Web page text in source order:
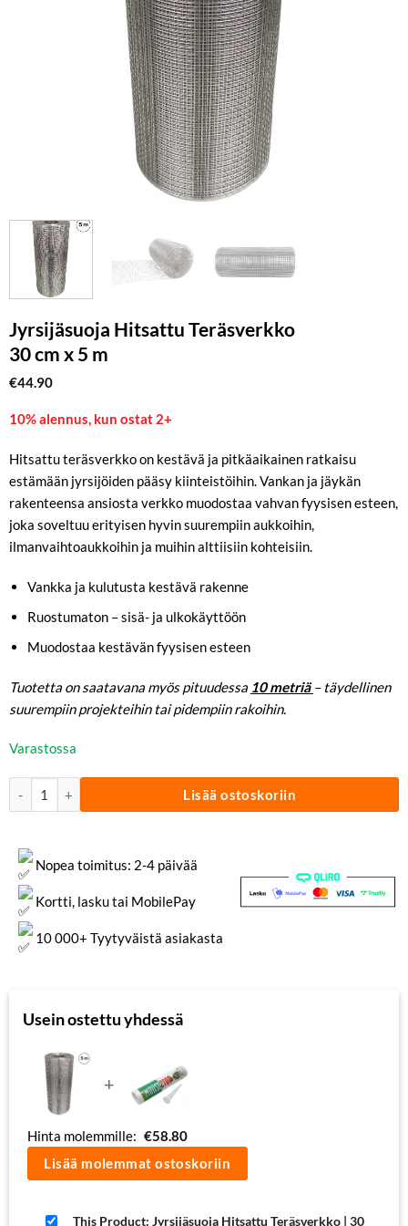
Jyrsijäsuoja Hitsattu Teräsverkko
30 cm x 5 m
€44.90
10% alennus, kun ostat 2+
Hitsattu teräsverkko on kestävä ja pitkäaikainen ratkaisu
estämään jyrsijöiden pääsy kiinteistöihin. Vankan ja jäykän
rakenteensa ansiosta verkko muodostaa vahvan fyysisen esteen,
joka soveltuu erityisen hyvin suurempiin aukkoihin,
ilmanvaihtoaukkoihin ja muihin alttiisiin kohteisiin.
Vankka ja kulutusta kestävä rakenne
Ruostumaton – sisä- ja ulkokäyttöön
Muodostaa kestävän fyysisen esteen
Tuotetta on saatavana myös pituudessa 10 metriä – täydellinen
suurempiin projekteihin tai pidempiin rakoihin.
Varastossa
Jyrsijäsuoja Hitsattu Teräsverkko | 30 cm x 5 m määrä
Lisää ostoskoriin
Nopea toimitus: 2-4 päivää
Kortti, lasku tai MobilePay
10 000+ Tyytyväistä asiakasta
Usein ostettu yhdessä
+
Hinta molemmille: €58.80
Lisää molemmat ostoskoriin
This Product: Jyrsijäsuoja Hitsattu Teräsverkko | 30